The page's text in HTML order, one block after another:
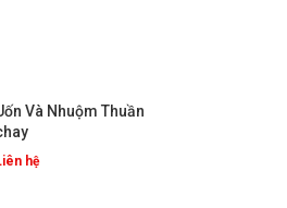
Và Nhuộm Thuần
hệ